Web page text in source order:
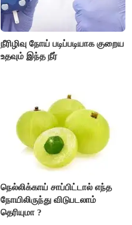
நீரிழிவு நோய் படிப்படியாக குறைய
உதவும் இந்த நீர்
நெல்லிக்காய் சாப்பிட்டால் எந்த
நோயிலிருந்து விடுபடலாம்
தெரியுமா ?